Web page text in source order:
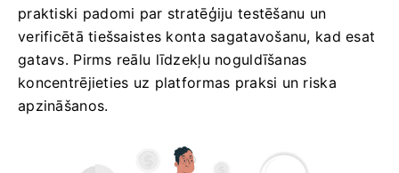
praktiski padomi par stratēģiju testēšanu un
verificētā tiešsaistes konta sagatavošanu, kad esat
gatavs. Pirms reālu līdzekļu noguldīšanas
koncentrējieties uz platformas praksi un riska
apzināšanos.